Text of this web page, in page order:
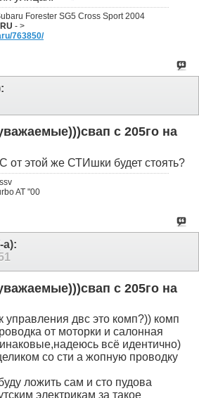
Forester SG5 Cross Sport 2004
- >
763850/
с 205го на
от этой же СТИшки будет стоять?
AT "00
а):
с 205го на
управления двс это комп?)) комп
от моторки и салонная
всё идентично)
со сти а жопную проводку
ложить сам и сто пудова
электрикам за такое